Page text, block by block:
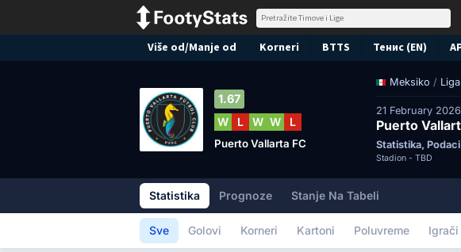
Više od/Manje od Korneri BTTS Тенис (EN)
Meksiko /
21 February
Statistika,
Stadion - TBD
1.67
W
L W W L
Puerto Vallarta FC
Statistika Prognoze Stanje Na Tabeli
Sve Golovi Korneri Kartoni Poluvreme Igrači